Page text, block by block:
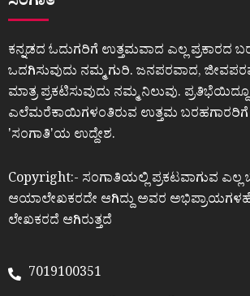
ಕನ್ನಡದ ಓದುಗರಿಗೆ ಉತ್ತಮವಾದ ಎಲ್ಲ ಪ್ರಕಾರದ
ಒದಗಿಸುವುದು ನಮ್ಮ ಗುರಿ. ಜನಪರವಾದ,
ಮಾತ್ರ ಪ್ರಕಟಿಸುವುದು ನಮ್ಮ ನಿಲುವು. ಪ್ರತಿಭೆಯಿದ್ದೂ
ಎಲೆಮರೆಕಾಯಿಗಳಂತಿರುವ ಉತ್ತಮ ಬರಹಗಾರರಿಗೆ
ʼಸಂಗಾತಿʼಯ ಉದ್ದೇಶ.
Copyright:- ಸಂಗಾತಿಯಲ್ಲಿ ಪ್ರಕಟವಾಗುವ ಎಲ್ಲ
ಆಯಾಲೇಖಕರದೇ ಆಗಿದ್ದು ಅವರ
ಲೇಖಕರದೆ ಆಗಿರುತ್ತದೆ
7019100351